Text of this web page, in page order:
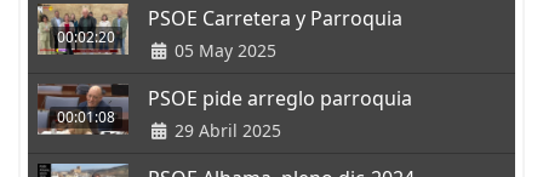
00:02:20
PSOE Carretera y Parroquia
05 May 2025
00:01:08
PSOE pide arreglo parroquia
29 Abril 2025